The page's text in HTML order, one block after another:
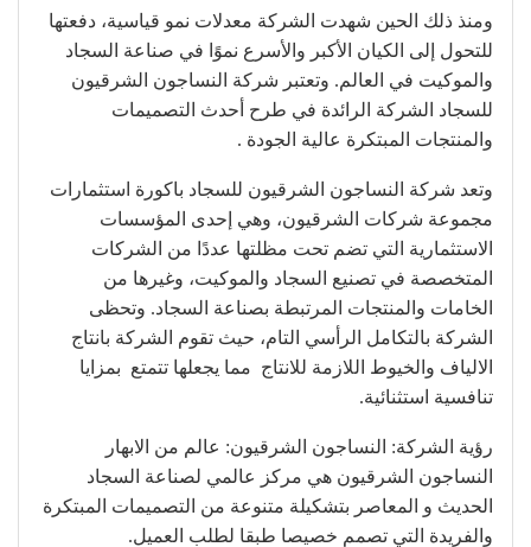
ومنذ ذلك الحين شهدت الشركة معدلات نمو قياسية، دفعتها
للتحول إلى الكيان الأكبر والأسرع نموًا في صناعة السجاد
والموكيت في العالم. وتعتبر شركة النساجون الشرقيون
للسجاد الشركة الرائدة في طرح أحدث التصميمات
والمنتجات المبتكرة عالية الجودة .
وتعد شركة النساجون الشرقيون للسجاد باكورة استثمارات
مجموعة شركات الشرقيون، وهي إحدى المؤسسات
الاستثمارية التي تضم تحت مظلتها عددًا من الشركات
المتخصصة في تصنيع السجاد والموكيت، وغيرها من
الخامات والمنتجات المرتبطة بصناعة السجاد. وتحظى
الشركة بالتكامل الرأسي التام، حيث تقوم الشركة بانتاج
الالياف والخيوط اللازمة للانتاج مما يجعلها تتمتع بمزايا
تنافسية استثنائية.
رؤية الشركة: النساجون الشرقيون: عالم من الابهار
النساجون الشرقيون هي مركز عالمي لصناعة السجاد
الحديث و المعاصر بتشكيلة متنوعة من التصميمات المبتكرة
والفريدة التي تصمم خصيصا طبقا لطلب العميل.